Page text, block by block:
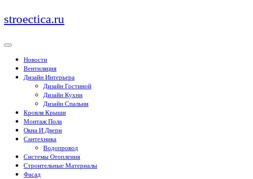
Перейти
к
stroectica.ru
Новости
Вентиляция
Дизайн Интерьера
Дизайн Гостиной
Дизайн Кухни
Дизайн Спальни
Кровля Крыши
Монтаж Пола
Окна И Двери
Сантехника
Водопровод
Системы Отопления
Строительные Материалы
Фасад